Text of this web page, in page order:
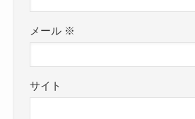
メール ※
サイト